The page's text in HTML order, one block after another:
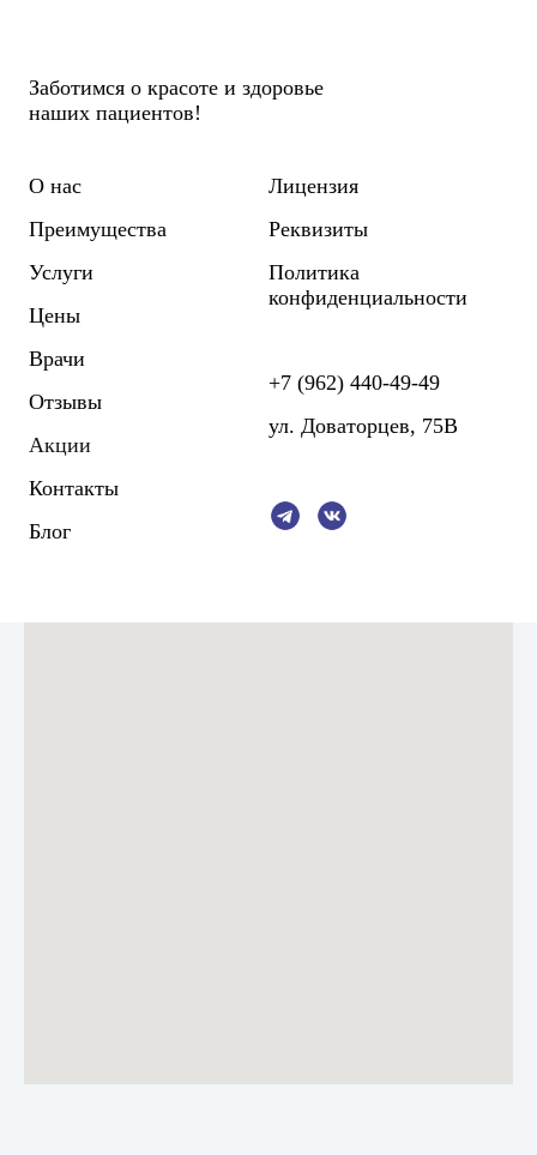
Заботимся о красоте и здоровье
наших пациентов!
О нас
Преимущества
Услуги
Цены
Врачи
Отзывы
Акции
Контакты
Блог
Лицензия
Реквизиты
Политика
конфиденциальности
+7 (962) 440-49-49
ул. Доваторцев, 75В